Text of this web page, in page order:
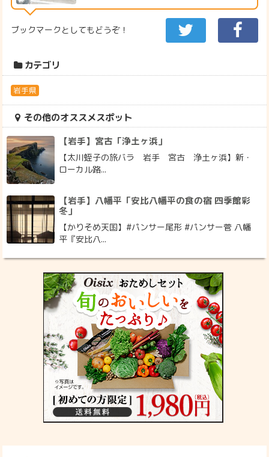
ブックマークとしてもどうぞ！
カテゴリ
岩手県
その他のオススメスポット
【岩手】宮古「浄土ヶ浜」
【太川蛭子の旅バラ 岩手 宮古 浄土ヶ浜】新・
ローカル路...
【岩手】八幡平「安比八幡平の食の宿 四季館彩
冬」
【かりそめ天国】#パンサー尾形 #パンサー菅 八幡
平『安比八...